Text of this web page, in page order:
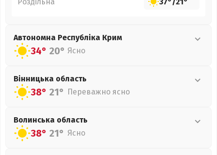
Автономна Республіка Крим
34° 20° Ясно
Вінницька область
38° 21° Переважно ясно
Волинська область
38° 21° Ясно